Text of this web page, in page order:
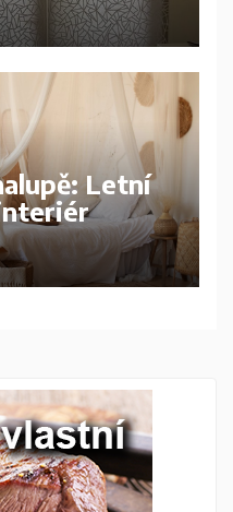
Letní